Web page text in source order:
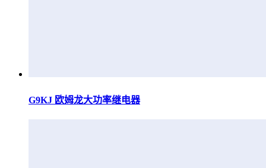
G9KJ 欧姆龙大功率继电器